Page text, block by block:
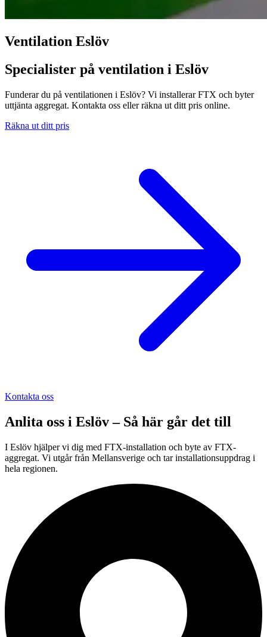
Ventilation Eslöv
Specialister på ventilation i Eslöv
Funderar du på ventilationen i Eslöv? Vi installerar FTX och byter
uttjänta aggregat. Kontakta oss eller räkna ut ditt pris online.
Räkna ut ditt pris
Kontakta oss
Anlita oss i Eslöv– Så här går det till
I Eslöv hjälper vi dig med FTX-installation och byte av FTX-
aggregat. Vi utgår från Mellansverige och tar installationsuppdrag i
hela regionen.